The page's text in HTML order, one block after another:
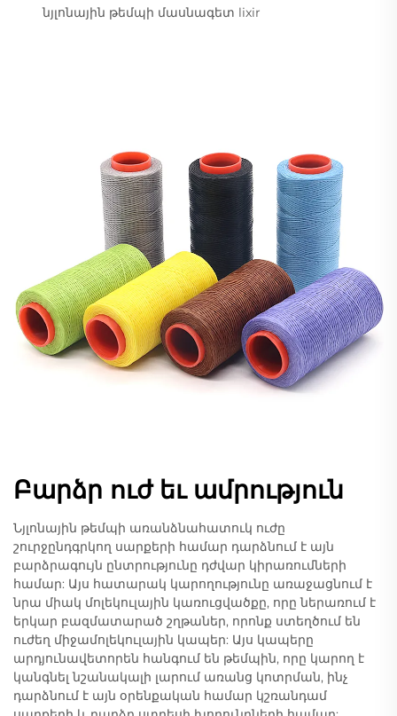
նյլոնային թեմպի մասնագետ lixir
Բարձր ուժ եւ ամրություն
Նյլոնային թեմպի առանձնահատուկ ուժը
շուրջընդգրկող սարքերի համար դարձնում է այն
բարձրագույն ընտրությունը դժվար կիրառումների
համար: Այս հատարակ կարողությունը առաջացնում է
նրա միակ մոլեկուլային կառուցվածքը, որը ներառում է
երկար բազմատարած շղթաներ, որոնք ստեղծում են
ուժեղ միջամոլեկուլային կապեր: Այս կապերը
արդյունավետորեն հանգում են թեմպին, որը կարող է
կանգնել նշանակալի լարում առանց կոտրման, ինչ
դարձնում է այն օրենքական համար կշռանդամ